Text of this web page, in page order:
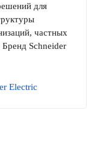
для
частных
Schneider
Electric